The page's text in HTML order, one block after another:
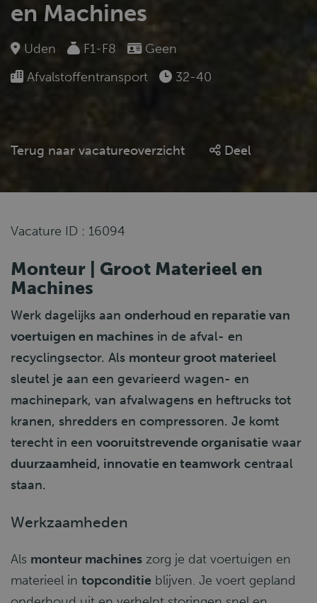
en Machines
Uden F1-F8
Geen
Afvalstoffentransport
32-40
Terug naar vacatureoverzicht Deel
Vacature ID : 16094
Monteur | Groot Materieel en
Machines
Werk dagelijks aan onderhoud en reparatie van
voertuigen en machines in de afval- en
recyclingsector. Als monteur groot materieel
sleutel je aan een gevarieerd wagen- en
machinepark, van afvalwagens en heftrucks tot
kranen, shredders en compressoren. Je komt
terecht in een vooruitstrevende organisatie waar
duurzaamheid, innovatie en teamwork centraal
staan.
Werkzaamheden
Als monteur machines zorg je dat voertuigen en
materieel in topconditie blijven. Je voert gepland